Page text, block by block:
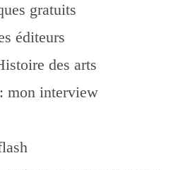
gratuits
éditeurs
des arts
mon interview